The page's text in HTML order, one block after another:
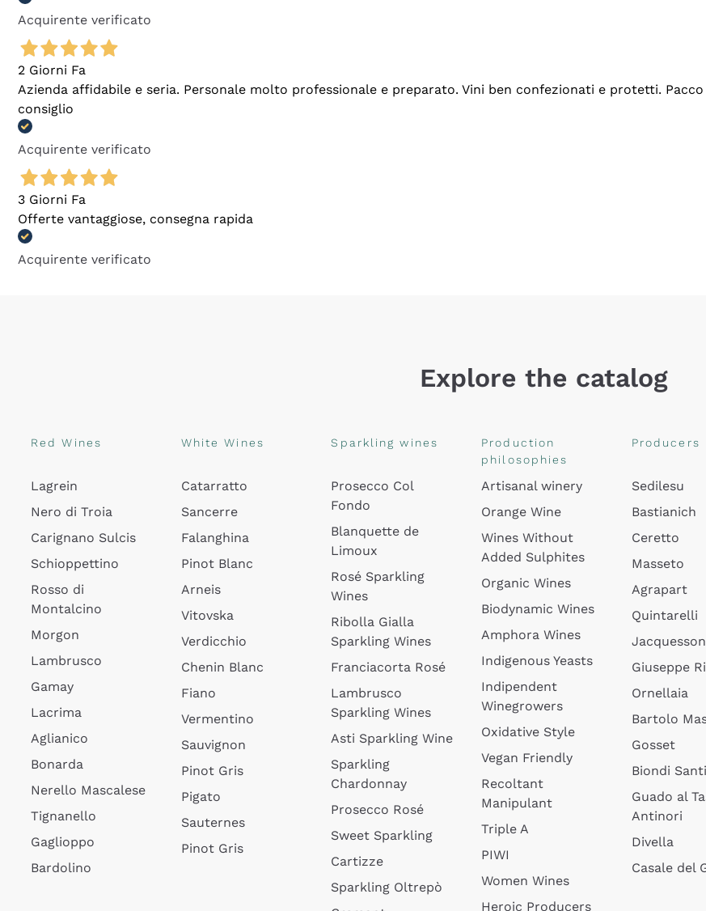
Acquirente verificato
2 Giorni Fa
Azienda affidabile e seria. Personale molto professionale e preparato. Vini ben confezionati e protetti.
consiglio
Acquirente verificato
3 Giorni Fa
Offerte vantaggiose, consegna rapida
Acquirente verificato
Explore the catalog
Red Wines
Lagrein
Nero di Troia
Carignano Sulcis
Schioppettino
Rosso di
Montalcino
Morgon
Lambrusco
Gamay
Lacrima
Aglianico
Bonarda
Nerello Mascalese
Tignanello
Gaglioppo
Bardolino
White Wines
Catarratto
Sancerre
Falanghina
Pinot Blanc
Arneis
Vitovska
Verdicchio
Chenin Blanc
Fiano
Vermentino
Sauvignon
Pinot Gris
Pigato
Sauternes
Pinot Gris
Sparkling wines
Prosecco Col
Fondo
Blanquette de
Limoux
Rosé Sparkling
Wines
Ribolla Gialla
Sparkling Wines
Franciacorta Rosé
Lambrusco
Sparkling Wines
Asti Sparkling Wine
Sparkling
Chardonnay
Prosecco Rosé
Sweet Sparkling
Cartizze
Sparkling Oltrepò
Production
philosophies
Artisanal winery
Orange Wine
Wines Without
Added Sulphites
Organic Wines
Biodynamic Wines
Amphora Wines
Indigenous Yeasts
Indipendent
Winegrowers
Oxidative Style
Vegan Friendly
Recoltant
Manipulant
Triple A
PIWI
Women Wines
Heroic Producers
Producers
Sedilesu
Bastianich
Ceretto
Masseto
Agrapart
Quintarelli
Jacquesson
Giuseppe
Ornellaia
Bartolo
Gosset
Biondi Santi
Guado al
Antinori
Divella
Casale del